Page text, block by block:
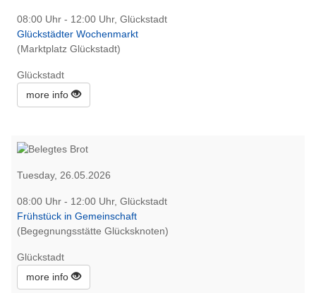
08:00 Uhr - 12:00 Uhr, Glückstadt
Glückstädter Wochenmarkt
(Marktplatz Glückstadt)
Glückstadt
more info
Tuesday, 26.05.2026
08:00 Uhr - 12:00 Uhr, Glückstadt
Frühstück in Gemeinschaft
(Begegnungsstätte Glücksknoten)
Glückstadt
more info